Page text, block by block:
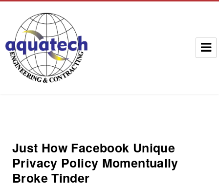
Just How Facebook Unique
Privacy Policy Momentually
Broke Tinder